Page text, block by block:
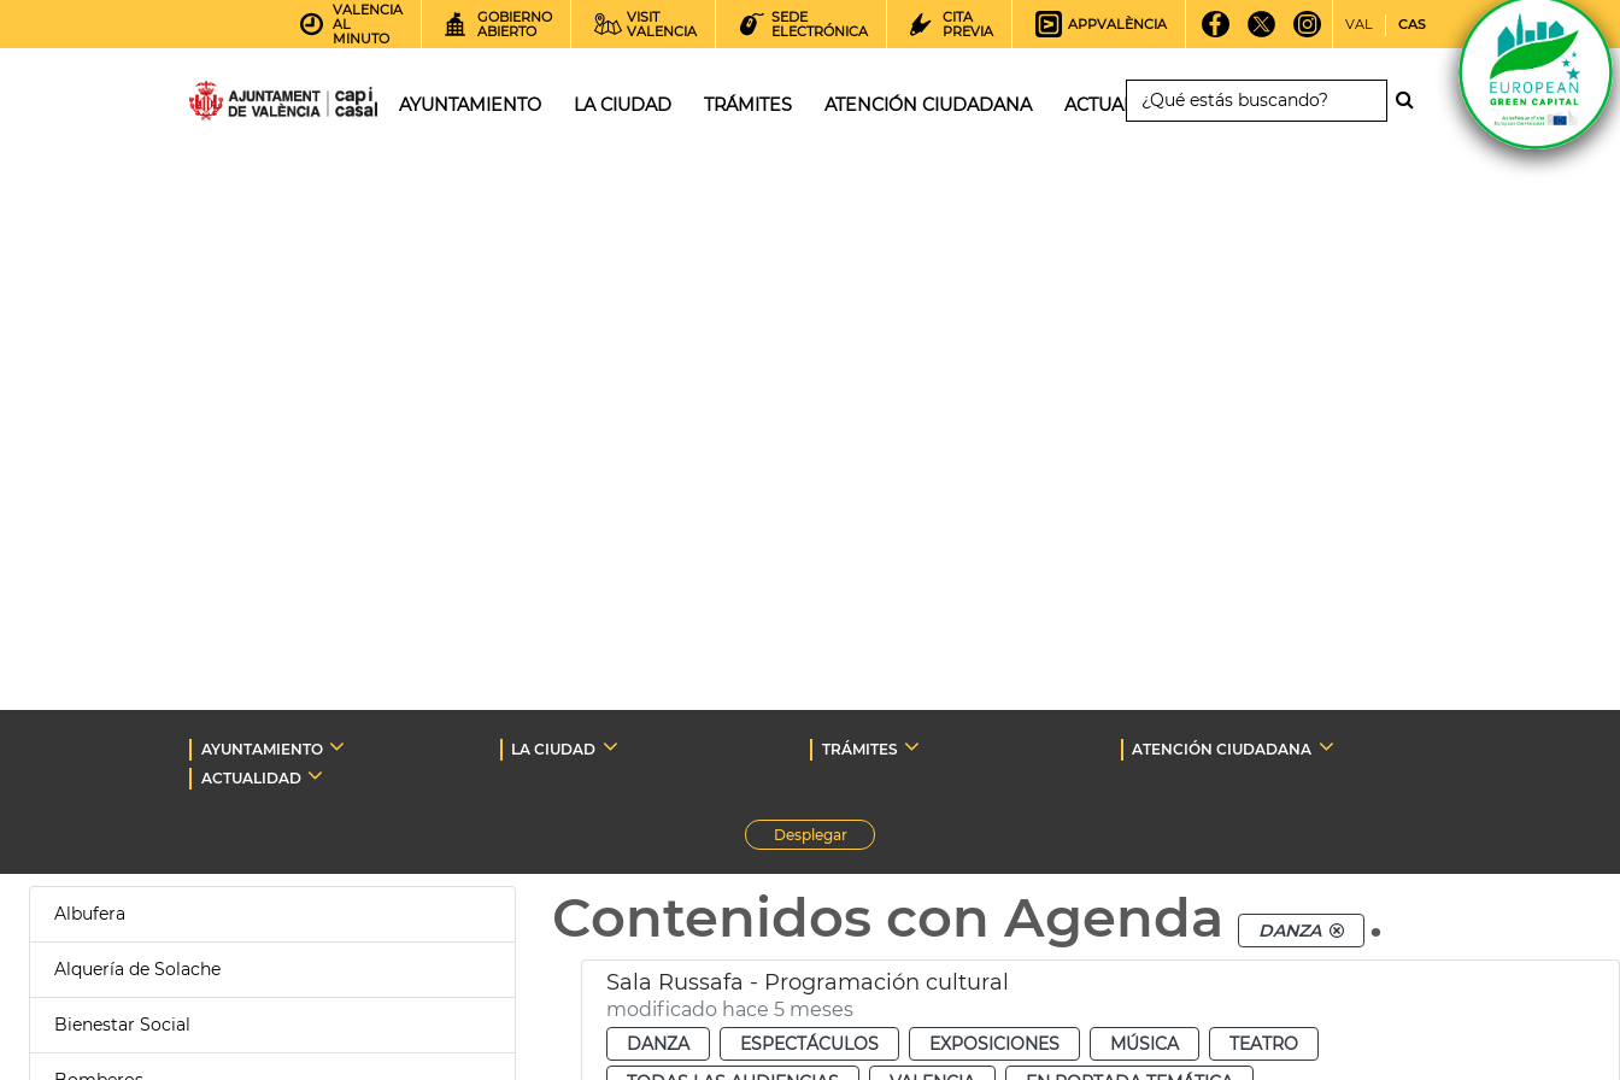
VALENCIA
AL
MINUTO
GOBIERNO
ABIERTO
VISIT
VALENCIA
SEDE
ELECTRÓNICA
CITA
PREVIA
APPVALÈNCIA VAL CAS
AYUNTAMIENTO LA CIUDAD TRÁMITES ATENCIÓN CIUDADANA ACTUALIDAD
AYUNTAMIENTO LA CIUDAD TRÁMITES
ATENCIÓN CIUDADANA
ACTUALIDAD
Desplegar
Albufera
Alquería de Solache
Bienestar Social
Contenidos con Agenda DANZA .
Sala Russafa - Programación cultural
modificado hace 5 meses
DANZA ESPECTÁCULOS EXPOSICIONES MÚSICA
TEATRO